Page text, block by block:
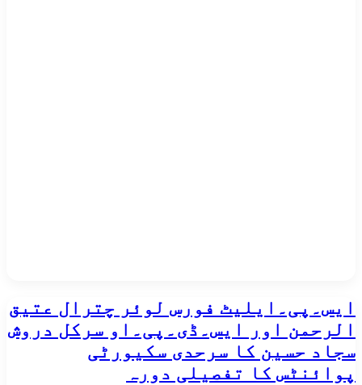
ایس۔پی۔ایلیٹ فورس لوئر چترال عتیق
الرحمن اور ایس۔ڈی۔پی۔او سرکل دروش
سجاد حسین کا سرحدی سکیورٹی
پوائنٹس کا تفصیلی دورہ